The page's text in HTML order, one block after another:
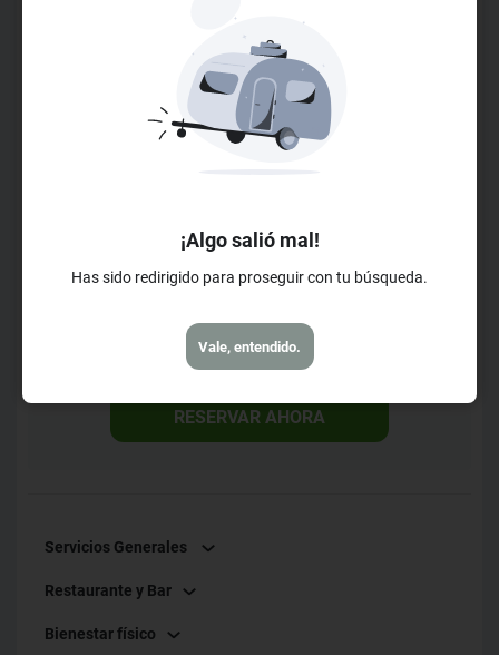
¡Algo salió mal!
Has sido redirigido para proseguir con tu búsqueda.
Vale, entendido.
nos inspiran a transformar lo tradicional en experiencias de
lujo. Utilizando cada uno de los sentidos para elevar el alma
LER MAIS
Horarios de Check-in
Check-in a partir de las 15h00m
Abierto de las 0h00m
Horarios de Desayuno
A partir de las 6h00m
Hasta las 11h00m
RESERVAR AHORA
Servicios Generales
Restaurante y Bar
Bienestar físico